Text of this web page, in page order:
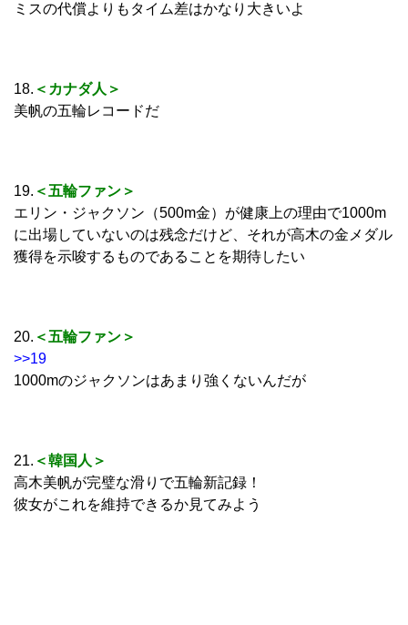
ミスの代償よりもタイム差はかなり大きいよ
18. ＜カナダ人＞
美帆の五輪レコードだ
19. ＜五輪ファン＞
エリン・ジャクソン（500m金）が健康上の理由で1000m
に出場していないのは残念だけど、それが高木の金メダル
獲得を示唆するものであることを期待したい
20. ＜五輪ファン＞
>>19
1000mのジャクソンはあまり強くないんだが
21. ＜韓国人＞
高木美帆が完璧な滑りで五輪新記録！
彼女がこれを維持できるか見てみよう